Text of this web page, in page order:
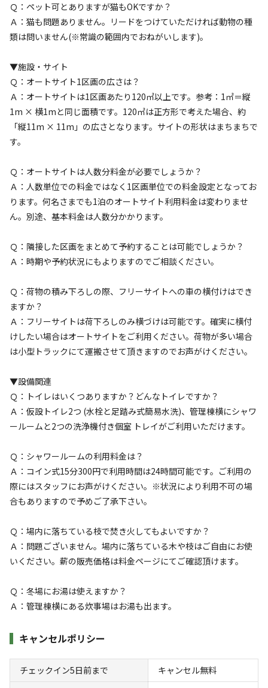
Ｑ：ペット可とありますが猫もOKですか？
Ａ：猫も問題ありません。リードをつけていただければ動物の種
類は問いません(※常識の範囲内でおねがいします)。
▼施設・サイト
Ｑ：オートサイト1区画の広さは？
Ａ：オートサイトは1区画あたり120㎡以上です。参考：1㎡＝縦
1m × 横1mと同じ面積です。120㎡は正方形で考えた場合、約
「縦11m × 11m」の広さとなります。サイトの形状はまちまちで
す。
Ｑ：オートサイトは人数分料金が必要でしょうか？
Ａ：人数単位での料金ではなく1区画単位での料金設定となってお
ります。何名さまでも1泊のオートサイト利用料金は変わりませ
ん。別途、基本料金は人数分かかります。
Ｑ：隣接した区画をまとめて予約することは可能でしょうか？
Ａ：時期や予約状況にもよりますのでご相談ください。
Ｑ：荷物の積み下ろしの際、フリーサイトへの車の横付けはでき
ますか？
Ａ：フリーサイトは荷下ろしのみ横づけは可能です。確実に横付
けしたい場合はオートサイトをご利用ください。荷物が多い場合
は小型トラックにて運搬させて頂きますのでお声がけください。
▼設備関連
Ｑ：トイレはいくつありますか？どんなトイレですか？
Ａ：仮設トイレ2つ (水栓と足踏み式簡易水洗)、管理棟横にシャワ
ールームと2つの洗浄機付き個室 トレイがご利用いただけます。
Ｑ：シャワールームの利用料金は？
Ａ：コイン式15分300円で利用時間は24時間可能です。ご利用の
際にはスタッフにお声がけください。※状況により利用不可の場
合もありますので予めご了承下さい。
Ｑ：場内に落ちている枝で焚き火してもよいですか？
Ａ：問題ございません。場内に落ちている木や枝はご自由にお使
いください。薪の販売価格は料金ページにてご確認頂けます。
Ｑ：冬場にお湯は使えますか？
Ａ：管理棟横にある炊事場はお湯も出ます。
キャンセルポリシー
チェックイン5日前まで
キャンセル無料
詳細・空き確認
宿泊 区画サイト
3-1 オートサイト(砂利・120㎡) ※車2台
目から追加料金 【年末年始・GW・夏休
み】
AC電
源
車両乗り
入れ
たき
火 喫煙
ペット同
伴
リードフ
料金目安：7,500円/泊
※利用日、人数によって変動する場合があります。
詳細・空き確認
区画サイト
4-1 オートサイトbonfirebaseTOZURA
AC電
源
車両乗り
入れ
たき
火 花火 喫煙
ペット同
伴
地面: 砂利 定員: 10名 面積 80m²
※利用日、人数によって変動する場合があります。
宿泊施設（3件）